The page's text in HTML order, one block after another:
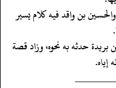
بن واقد فيه كلام يسير
بريدة حدثه به نحوه، وزاد قصة